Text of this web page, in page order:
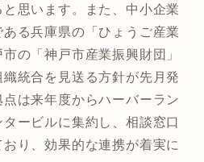
思います。また、中小企業
る兵庫県の「ひょうご産業
の「神戸市産業振興財団」
統合を見送る方針が先月発
は来年度からハーバーラン
ービルに集約し、相談窓口
り、効果的な連携が着実に